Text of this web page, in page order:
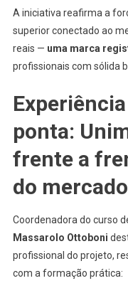
A iniciativa reafirma a
superior conectado ao
reais — uma marca
profissionais com sólida
ponta:
frente a
do mercado
Coordenadora do curso
Massarolo Ottoboni
profissional do projeto,
com a formação prática: